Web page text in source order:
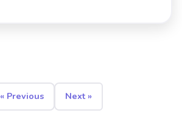
« Previous Next »